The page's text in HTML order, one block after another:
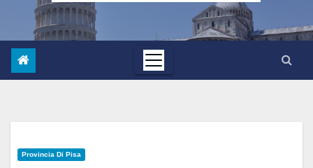
Provincia Di Pisa